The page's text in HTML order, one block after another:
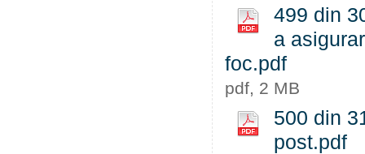
499 din
a
foc.pdf
pdf, 2 MB
500 din
post.pdf